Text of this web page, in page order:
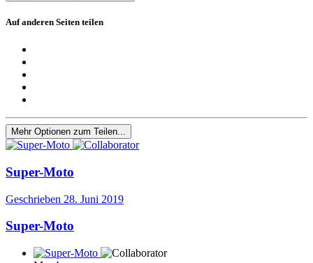
Auf anderen Seiten teilen
Mehr Optionen zum Teilen...
Super-Moto
Geschrieben 28. Juni 2019
Super-Moto